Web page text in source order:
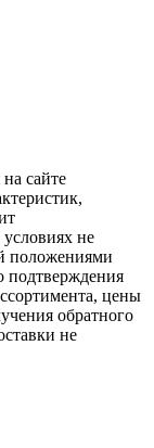
сайте
не
положениями
подтверждения
цены
обратного
не